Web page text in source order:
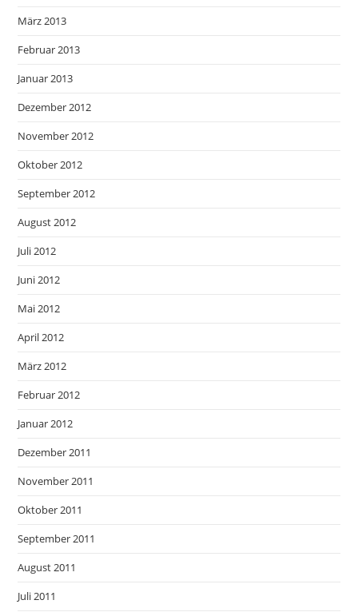
März 2013
Februar 2013
Januar 2013
Dezember 2012
November 2012
Oktober 2012
September 2012
August 2012
Juli 2012
Juni 2012
Mai 2012
April 2012
März 2012
Februar 2012
Januar 2012
Dezember 2011
November 2011
Oktober 2011
September 2011
August 2011
Juli 2011